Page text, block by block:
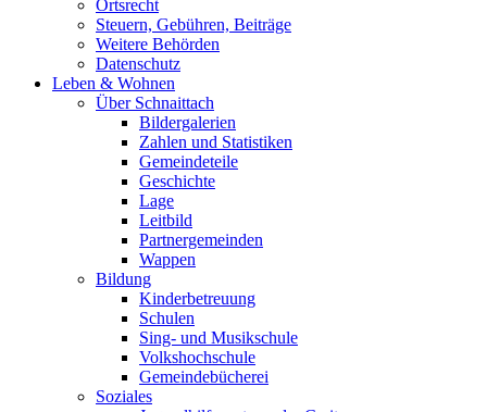
Ortsrecht
Steuern, Gebühren, Beiträge
Weitere Behörden
Datenschutz
Leben & Wohnen
Über Schnaittach
Bildergalerien
Zahlen und Statistiken
Gemeindeteile
Geschichte
Lage
Leitbild
Partnergemeinden
Wappen
Bildung
Kinderbetreuung
Schulen
Sing- und Musikschule
Volkshochschule
Gemeindebücherei
Soziales